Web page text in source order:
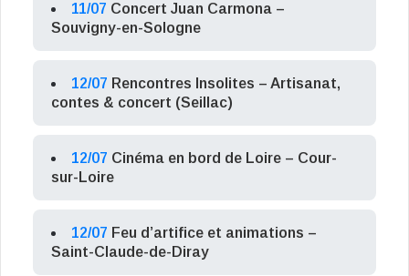
11/07 Concert Juan Carmona –
Souvigny-en-Sologne
12/07 Rencontres Insolites – Artisanat,
contes & concert (Seillac)
12/07 Cinéma en bord de Loire – Cour-
sur-Loire
12/07 Feu d’artifice et animations –
Saint-Claude-de-Diray